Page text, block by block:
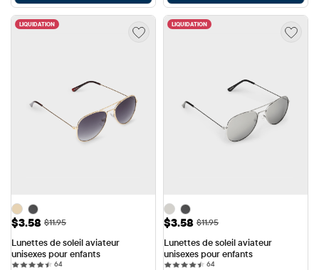
LIQUIDATION
Prix ​​de vente: $3.58
$3.58 Prix ​​d'origine: $11.95
$11.95
Lunettes de soleil aviateur
unisexes pour enfants
6464 reviews
LIQUIDATION
Prix ​​de vente: $3.58
$3.58 Prix ​​d'origine: $11.95
$11.95
Lunettes de soleil aviateur
unisexes pour enfants
6464 reviews